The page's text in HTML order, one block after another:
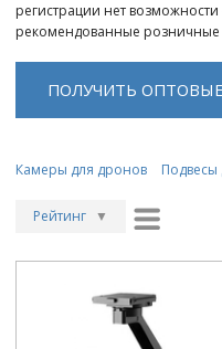
Стать партнером
регистрации нет
рекомендованные
ПОЛУЧИТЬ
Камеры для дронов Подвесы
Рейтинг ▼